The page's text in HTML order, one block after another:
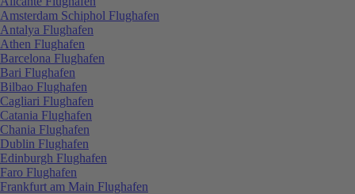
Amsterdam Schiphol Flughafen
Antalya Flughafen
Athen Flughafen
Barcelona Flughafen
Bari Flughafen
Bilbao Flughafen
Cagliari Flughafen
Catania Flughafen
Chania Flughafen
Dublin Flughafen
Edinburgh Flughafen
Faro Flughafen
Frankfurt am Main Flughafen